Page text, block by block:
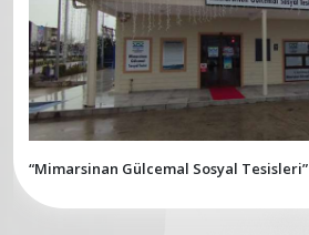
“Mimarsinan Gülcemal Sosyal Tesisleri”